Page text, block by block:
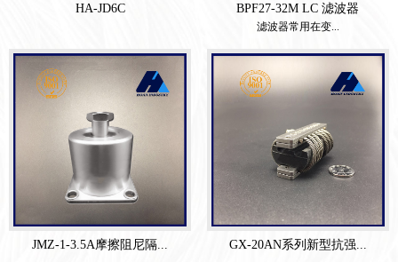
HA-JD6C BPF27-32M LC 滤波器
滤波器常用在变...
JMZ-1-3.5A摩擦阻尼隔... GX-20AN系列新型抗强...